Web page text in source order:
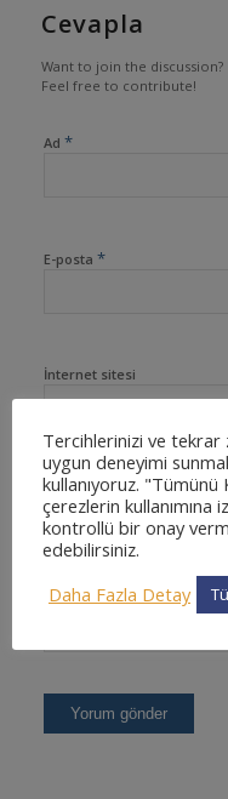
Cevapla
Want to join the discussion?
Feel free to contribute!
Ad *
E-posta *
İnternet sitesi
Tercihlerinizi ve tekrar
uygun deneyimi
kullanıyoruz.
çerezlerin kullanımına
kontrollü bir onay
edebilirsiniz.
Daha Fazla Detay